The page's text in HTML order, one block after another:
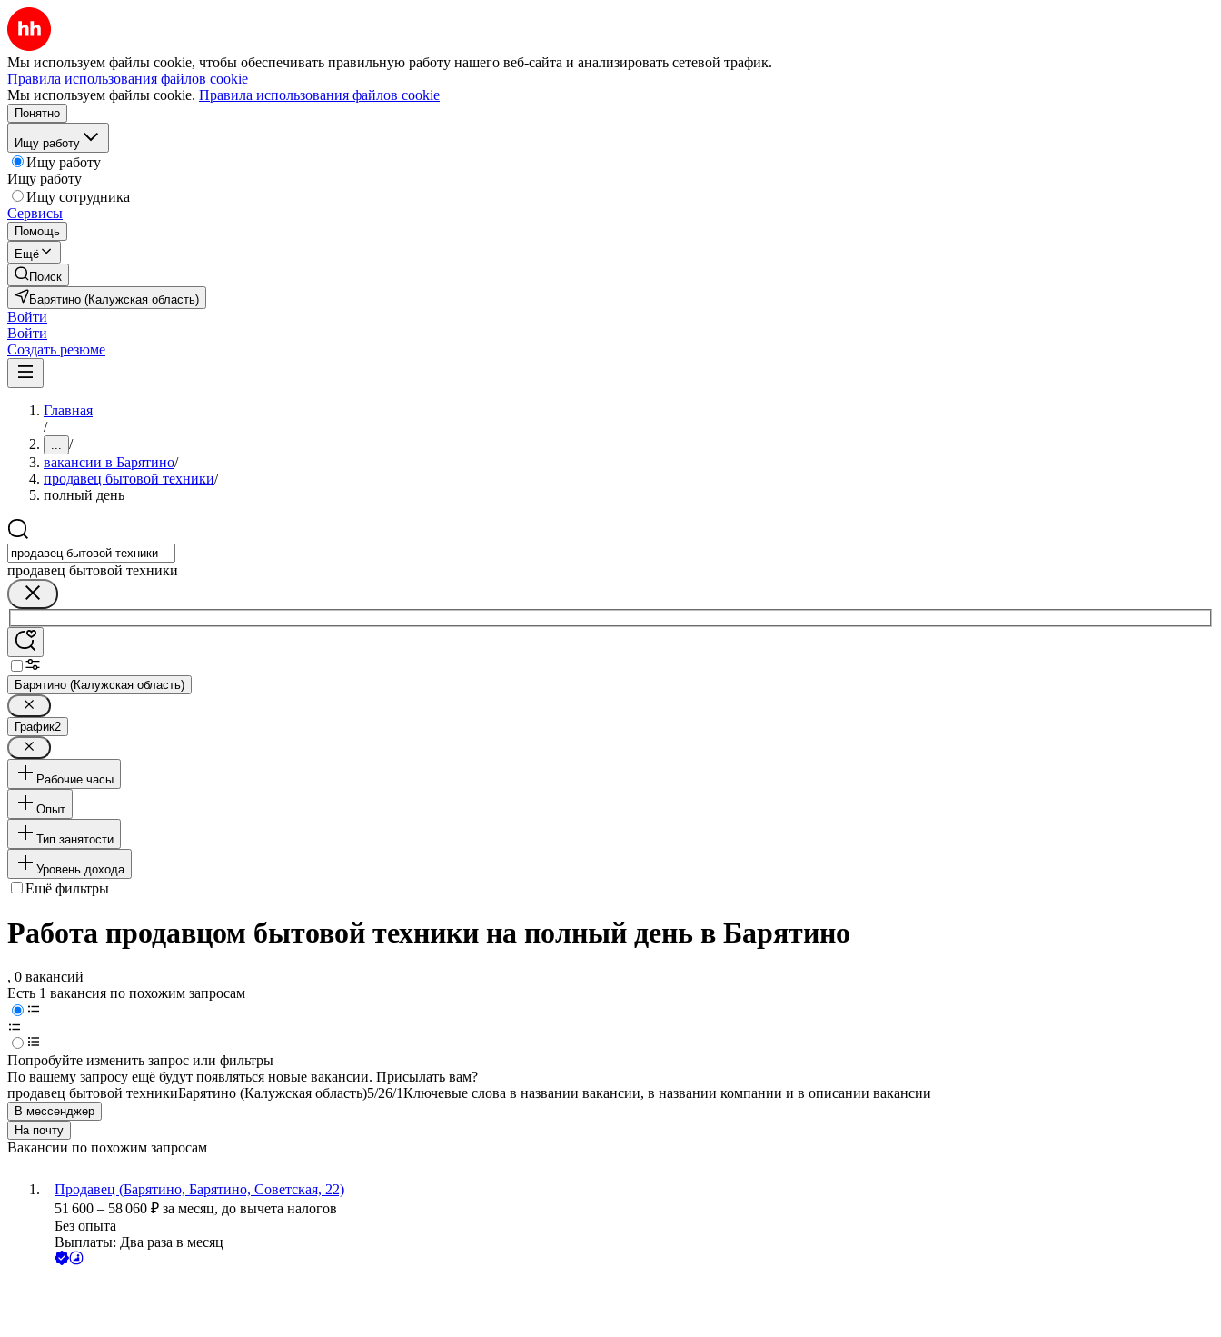
Мы используем файлы cookie, чтобы обеспечивать правильную работу нашего веб-сайта и анализировать сетевой трафик.
Правила использования файлов cookie
Мы используем файлы cookie. Правила использования файлов cookie
Понятно
Ищу работу
Ищу работу
Ищу работу
Ищу сотрудника
Сервисы
Помощь
Ещё
Поиск
Барятино (Калужская область)
Войти
Войти
Создать резюме
Главная
/
... /
вакансии в Барятино/
продавец бытовой техники/
полный день
продавец бытовой техники
Барятино (Калужская область)
График2
Рабочие часы
Опыт
Тип занятости
Уровень дохода
Ещё фильтры
Работа продавцом бытовой техники на полный день в Барятино
, 0 вакансий
Есть 1 вакансия по похожим запросам
Попробуйте изменить запрос или фильтры
По вашему запросу ещё будут появляться новые вакансии. Присылать вам?
продавец бытовой техникиБарятино (Калужская область)5/26/1Ключевые слова в названии вакансии, в названии компании и в описании вакансии
В мессенджер
На почту
Вакансии по похожим запросам
Продавец (Барятино, Барятино, Советская, 22)
51 600 – 58 060 ₽ за месяц, до вычета налогов
Без опыта
Выплаты: Два раза в месяц